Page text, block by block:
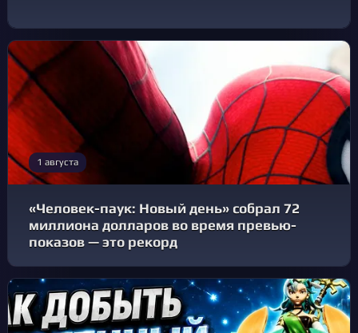
1 августа
«Человек-паук: Новый день» собрал 72
миллиона долларов во время превью-
показов — это рекорд